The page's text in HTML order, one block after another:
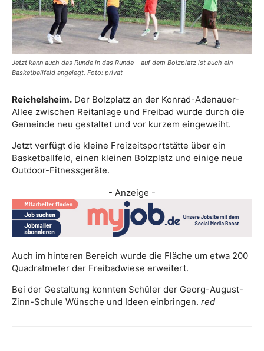
Jetzt kann auch das Runde in das Runde – auf dem Bolzplatz ist auch ein
Basketballfeld angelegt. Foto: privat
Reichelsheim. Der Bolzplatz an der Konrad-Adenauer-
Allee zwischen Reitanlage und Freibad wurde durch die
Gemeinde neu gestaltet und vor kurzem eingeweiht.
Jetzt verfügt die kleine Freizeitsportstätte über ein
Basketballfeld, einen kleinen Bolzplatz und einige neue
Outdoor-Fitnessgeräte.
- Anzeige -
Auch im hinteren Bereich wurde die Fläche um etwa 200
Quadratmeter der Freibadwiese erweitert.
Bei der Gestaltung konnten Schüler der Georg-August-
Zinn-Schule Wünsche und Ideen einbringen. red